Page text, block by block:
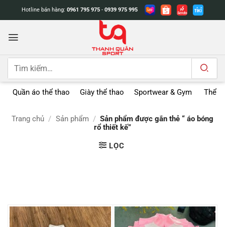
dung
Hotline bán hàng: 0961 795 975 - 0939 975 995
Tìm
Quần áo thể thao Giày thể thao Sportwear & Gym Thể
Trang chủ / Sản phẩm / Sản phẩm được gắn thẻ “ áo bóng
rổ thiết kế”
LỌC